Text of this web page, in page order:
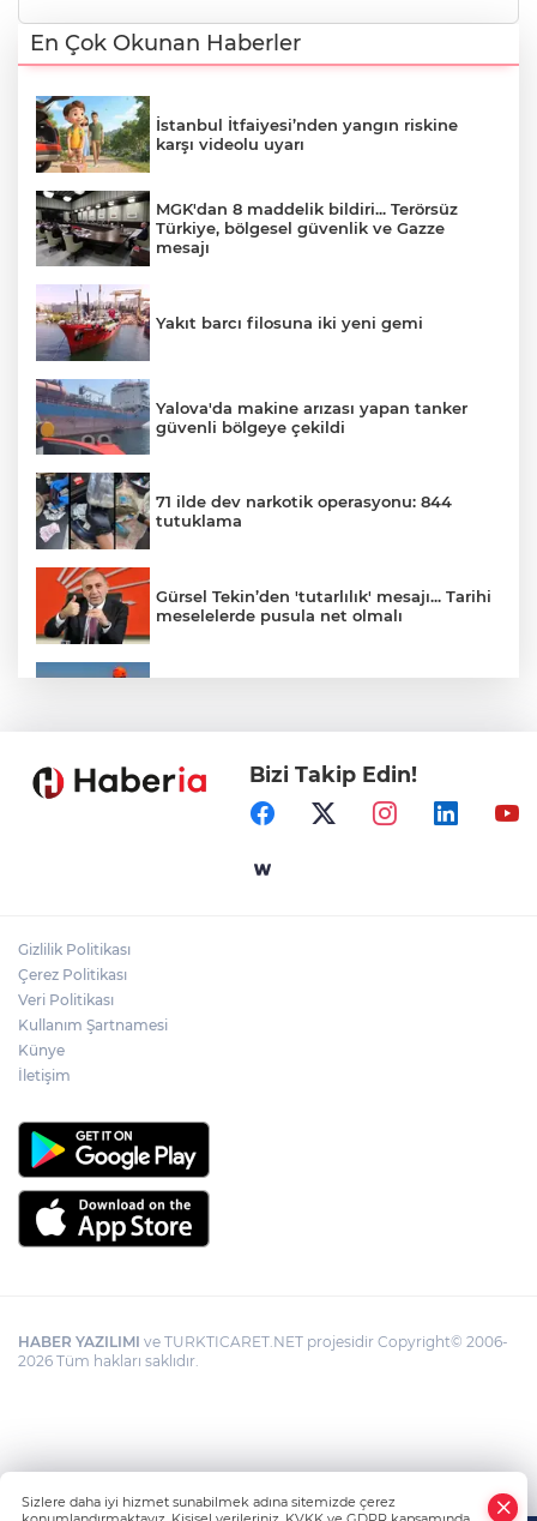
En Çok Okunan Haberler
İstanbul İtfaiyesi’nden yangın riskine
karşı videolu uyarı
MGK'dan 8 maddelik bildiri... Terörsüz
Türkiye, bölgesel güvenlik ve Gazze
mesajı
Yakıt barcı filosuna iki yeni gemi
Yalova'da makine arızası yapan tanker
güvenli bölgeye çekildi
71 ilde dev narkotik operasyonu: 844
tutuklama
Gürsel Tekin’den 'tutarlılık' mesajı... Tarihi
meselelerde pusula net olmalı
Samsun’da Alaçam'a yeni yaşam alanı
Yapay zekada onlarca uygulamanın
Bizi Takip Edin!
Gizlilik Politikası
Çerez Politikası
Veri Politikası
Kullanım Şartnamesi
Künye
İletişim
HABER YAZILIMI ve TURKTICARET.NET projesidir Copyright© 2006-
2026 Tüm hakları saklıdır.
Sizlere daha iyi hizmet sunabilmek adına sitemizde çerez